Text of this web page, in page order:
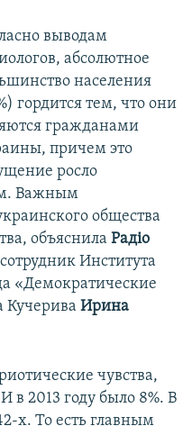
выводам
абсолютное
населения
гордится тем, что они
гражданами
причем это
росло
Важным
общества
объяснила Радіо
Института
«Демократические
Ирина
чувства,
в 2013 году было 8%. В
х. То есть главным